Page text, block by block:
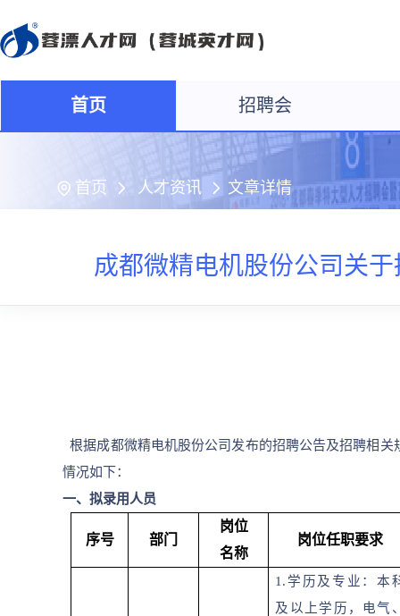
首页 招聘会
首页 人才资讯 文章详情
成都微精电机股份公司关
根据成都微精电机股份公司发布的招聘公告及招聘相
情况如下：
一、拟录用人员
序号 部门
岗位
名称
岗位任职要求
1.学历及专业：本
及以上学历，电气